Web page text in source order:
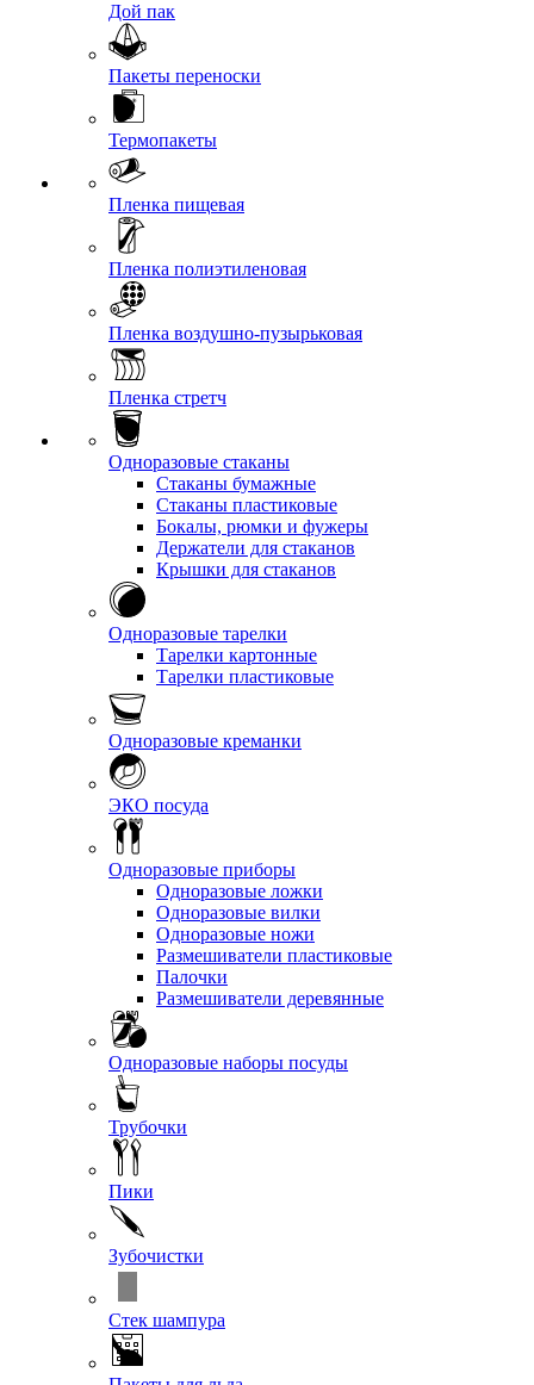
Дой пак
Пакеты переноски
Термопакеты
Пленка пищевая
Пленка полиэтиленовая
Пленка воздушно-пузырьковая
Пленка стретч
Одноразовые стаканы
Стаканы бумажные
Стаканы пластиковые
Бокалы, рюмки и фужеры
Держатели для стаканов
Крышки для стаканов
Одноразовые тарелки
Тарелки картонные
Тарелки пластиковые
Одноразовые креманки
ЭКО посуда
Одноразовые приборы
Одноразовые ложки
Одноразовые вилки
Одноразовые ножи
Размешиватели пластиковые
Палочки
Размешиватели деревянные
Одноразовые наборы посуды
Трубочки
Пики
Зубочистки
Стек шампура